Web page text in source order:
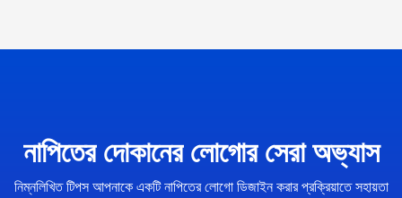
নাপিতের দোকানের লোগোর সেরা অভ্যাস
নিম্নলিখিত টিপস আপনাকে একটি নাপিতের লোগো ডিজাইন করার প্রক্রিয়াতে সহায়তা